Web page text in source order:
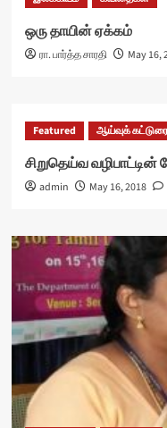
ஒரு தாயின் ஏக்கம்
ரா. பார்த்த சாரதி May 16,
Featured ஆய்வுக்
சிறுதெய்வ
admin May 16, 2018